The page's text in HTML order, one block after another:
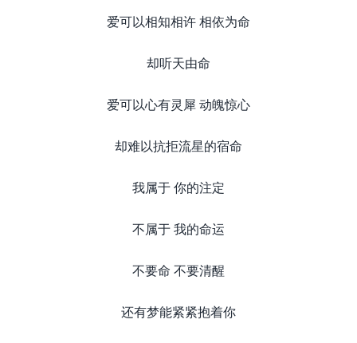
爱可以相知相许 相依为命
却听天由命
爱可以心有灵犀 动魄惊心
却难以抗拒流星的宿命
我属于 你的注定
不属于 我的命运
不要命 不要清醒
还有梦能紧紧抱着你